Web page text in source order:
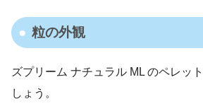
粒の外観
ズプリーム ナチュラル ML のペレッ
しょう。